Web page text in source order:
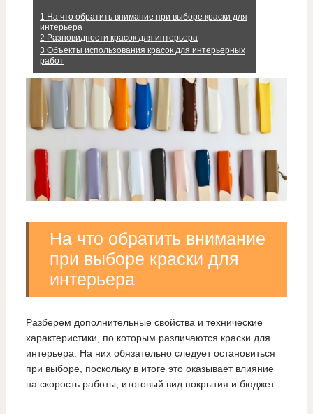
1 На что обратить внимание при выборе краски для
интерьера
2 Разновидности красок для интерьера
3 Объекты использования красок для интерьерных
работ
На что обратить внимание
при выборе краски для
интерьера
Разберем дополнительные свойства и технические
характеристики, по которым различаются краски для
интерьера. На них обязательно следует остановиться
при выборе, поскольку в итоге это оказывает влияние
на скорость работы, итоговый вид покрытия и бюджет: